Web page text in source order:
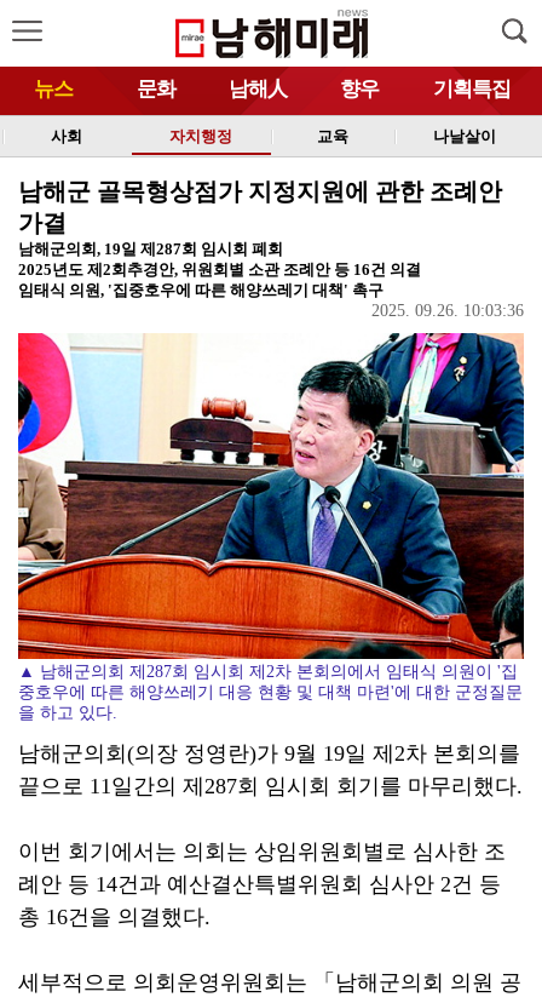
뉴스 문화 남해人 향우 기획특집
사회 자치행정 교육 나날살이
남해군 골목형상점가 지정지원에 관한 조례안
가결
남해군의회, 19일 제287회 임시회 폐회
2025년도 제2회추경안, 위원회별 소관 조례안 등 16건 의결
임태식 의원, '집중호우에 따른 해양쓰레기 대책' 촉구
2025. 09.26. 10:03:36
▲ 남해군의회 제287회 임시회 제2차 본회의에서 임태식 의원이 '집
중호우에 따른 해양쓰레기 대응 현황 및 대책 마련'에 대한 군정질문
을 하고 있다.
남해군의회(의장 정영란)가 9월 19일 제2차 본회의를
끝으로 11일간의 제287회 임시회 회기를 마무리했다.
이번 회기에서는 의회는 상임위원회별로 심사한 조
례안 등 14건과 예산결산특별위원회 심사안 2건 등
총 16건을 의결했다.
세부적으로 의회운영위원회는 「남해군의회 의원 공